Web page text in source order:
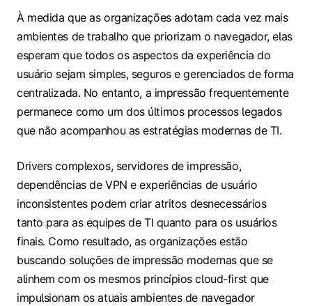
À medida que as organizações adotam cada vez mais
ambientes de trabalho que priorizam o navegador, elas
esperam que todos os aspectos da experiência do
usuário sejam simples, seguros e gerenciados de forma
centralizada. No entanto, a impressão frequentemente
permanece como um dos últimos processos legados
que não acompanhou as estratégias modernas de TI.
Drivers complexos, servidores de impressão,
dependências de VPN e experiências de usuário
inconsistentes podem criar atritos desnecessários
tanto para as equipes de TI quanto para os usuários
finais. Como resultado, as organizações estão
buscando soluções de impressão modernas que se
alinhem com os mesmos princípios cloud-first que
impulsionam os atuais ambientes de navegador